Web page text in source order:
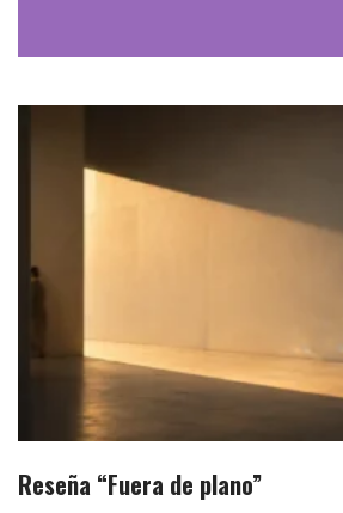
Reseña “Fuera de plano”